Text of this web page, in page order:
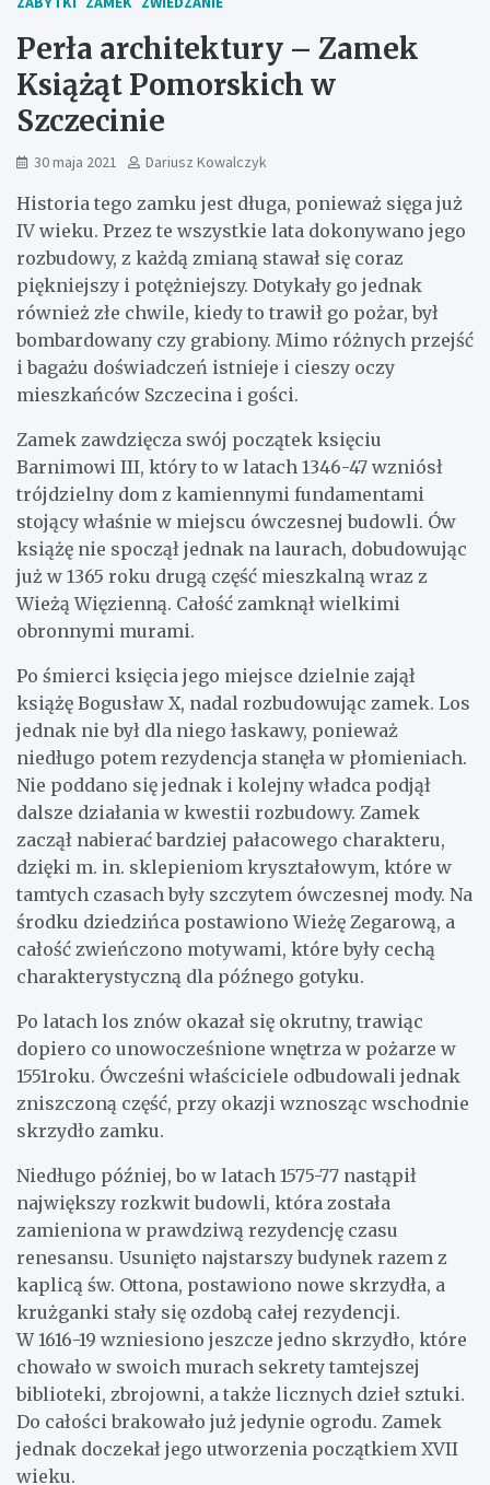
Perła architektury – Zamek
Książąt Pomorskich w
Szczecinie
30 maja 2021 Dariusz Kowalczyk
Historia tego zamku jest długa, ponieważ sięga już
IV wieku. Przez te wszystkie lata dokonywano jego
rozbudowy, z każdą zmianą stawał się coraz
piękniejszy i potężniejszy. Dotykały go jednak
również złe chwile, kiedy to trawił go pożar, był
bombardowany czy grabiony. Mimo różnych przejść
i bagażu doświadczeń istnieje i cieszy oczy
mieszkańców Szczecina i gości.
Zamek zawdzięcza swój początek księciu
Barnimowi III, który to w latach 1346-47 wzniósł
trójdzielny dom z kamiennymi fundamentami
stojący właśnie w miejscu ówczesnej budowli. Ów
książę nie spoczął jednak na laurach, dobudowując
już w 1365 roku drugą część mieszkalną wraz z
Wieżą Więzienną. Całość zamknął wielkimi
obronnymi murami.
Po śmierci księcia jego miejsce dzielnie zajął
książę Bogusław X, nadal rozbudowując zamek. Los
jednak nie był dla niego łaskawy, ponieważ
niedługo potem rezydencja stanęła w płomieniach.
Nie poddano się jednak i kolejny władca podjął
dalsze działania w kwestii rozbudowy. Zamek
zaczął nabierać bardziej pałacowego charakteru,
dzięki m. in. sklepieniom kryształowym, które w
tamtych czasach były szczytem ówczesnej mody. Na
środku dziedzińca postawiono Wieżę Zegarową, a
całość zwieńczono motywami, które były cechą
charakterystyczną dla późnego gotyku.
Po latach los znów okazał się okrutny, trawiąc
dopiero co unowocześnione wnętrza w pożarze w
1551roku. Ówcześni właściciele odbudowali jednak
zniszczoną część, przy okazji wznosząc wschodnie
skrzydło zamku.
Niedługo później, bo w latach 1575-77 nastąpił
największy rozkwit budowli, która została
zamieniona w prawdziwą rezydencję czasu
renesansu. Usunięto najstarszy budynek razem z
kaplicą św. Ottona, postawiono nowe skrzydła, a
krużganki stały się ozdobą całej rezydencji.
W 1616-19 wzniesiono jeszcze jedno skrzydło, które
chowało w swoich murach sekrety tamtejszej
biblioteki, zbrojowni, a także licznych dzieł sztuki.
Do całości brakowało już jedynie ogrodu. Zamek
jednak doczekał jego utworzenia początkiem XVII
wieku.